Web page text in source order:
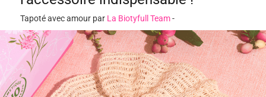
Tapoté avec amour par La Biotyfull Team-